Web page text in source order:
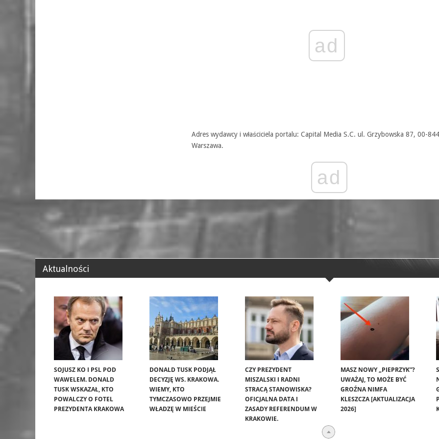
ad
Adres wydawcy i właściciela portalu: Capital Media S.C. ul. Grzybowska 87, 00-844
Warszawa.
ad
Aktualności
SOJUSZ KO I PSL POD
WAWELEM. DONALD
TUSK WSKAZAŁ, KTO
POWALCZY O FOTEL
PREZYDENTA KRAKOWA
DONALD TUSK PODJĄŁ
DECYZJĘ WS. KRAKOWA.
WIEMY, KTO
TYMCZASOWO PRZEJMIE
WŁADZĘ W MIEŚCIE
CZY PREZYDENT
MISZALSKI I RADNI
STRACĄ STANOWISKA?
OFICJALNA DATA I
ZASADY REFERENDUM W
KRAKOWIE.
MASZ NOWY „PIEPRZYK”?
UWAŻAJ, TO MOŻE BYĆ
GROŹNA NIMFA
KLESZCZA [AKTUALIZACJA
2026]